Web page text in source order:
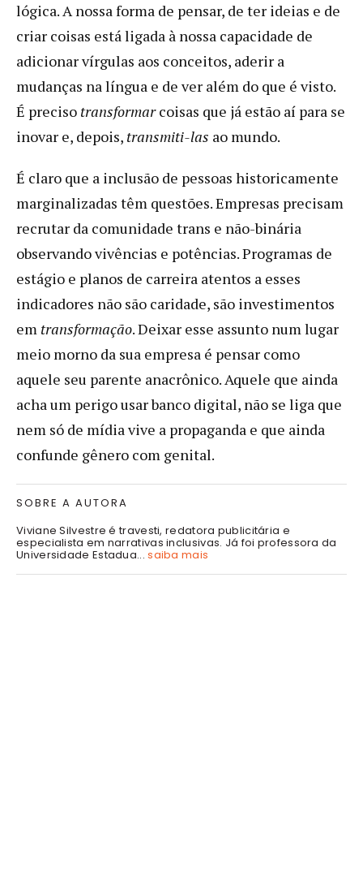
lógica. A nossa forma de pensar, de ter ideias e de
criar coisas está ligada à nossa capacidade de
adicionar vírgulas aos conceitos, aderir a
mudanças na língua e de ver além do que é visto.
É preciso transformarcoisas que já estão aí para se
inovar e, depois, transmiti-las ao mundo.
É claro que a inclusão de pessoas historicamente
marginalizadas têm questões. Empresas precisam
recrutar da comunidade trans e não-binária
observando vivências e potências. Programas de
estágio e planos de carreira atentos a esses
indicadores não são caridade, são investimentos
em transformação. Deixar esse assunto num lugar
meio morno da sua empresa é pensar como
aquele seu parente anacrônico. Aquele que ainda
acha um perigo usar banco digital, não se liga que
nem só de mídia vive a propaganda e que ainda
confunde gênero com genital.
SOBRE A AUTORA
Viviane Silvestre é travesti, redatora publicitária e
especialista em narrativas inclusivas. Já foi professora da
Universidade Estadua...saiba mais